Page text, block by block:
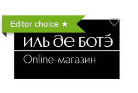
Editor choice